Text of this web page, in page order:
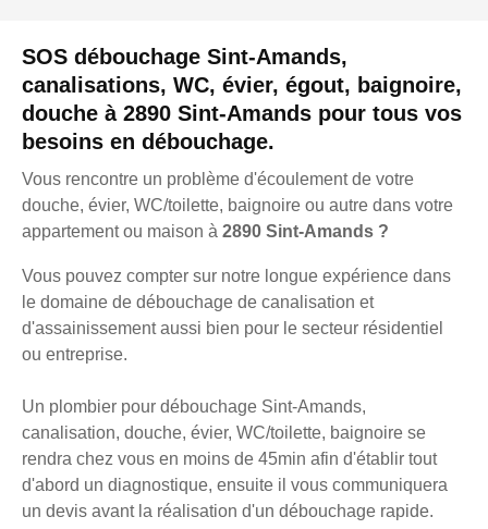
SOS débouchage Sint-Amands,
canalisations, WC, évier, égout, baignoire,
douche à 2890 Sint-Amands pour tous vos
besoins en débouchage.
Vous rencontre un problème d'écoulement de votre
douche, évier, WC/toilette, baignoire ou autre dans votre
appartement ou maison à 2890 Sint-Amands ?
Vous pouvez compter sur notre longue expérience dans
le domaine de débouchage de canalisation et
d'assainissement aussi bien pour le secteur résidentiel
ou entreprise.
Un plombier pour débouchage Sint-Amands,
canalisation, douche, évier, WC/toilette, baignoire se
rendra chez vous en moins de 45min afin d'établir tout
d'abord un diagnostique, ensuite il vous communiquera
un devis avant la réalisation d'un débouchage rapide.